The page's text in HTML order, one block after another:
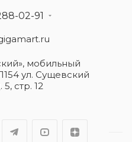
02-91
мобильный
ул. Сущевский
5, стр. 12